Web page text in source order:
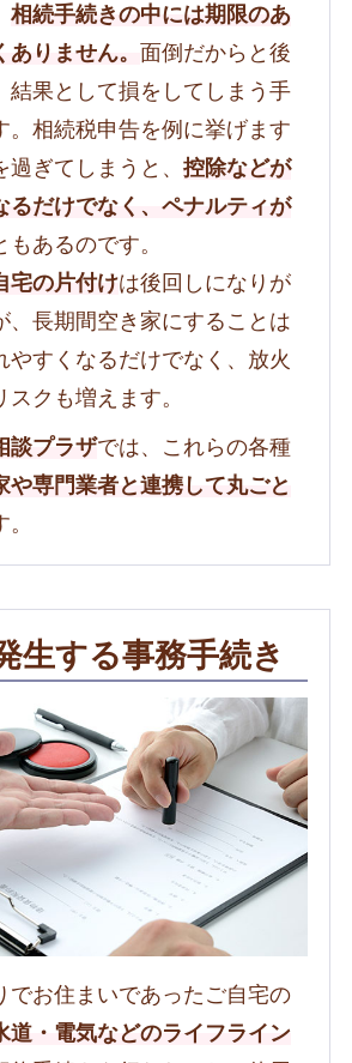
相続手続きの中には期限のあ
りません。 面倒だからと後
結果として損をしてしまう手
。相続税申告を例に挙げます
ぎてしまうと、 控除などが
るだけでなく、ペナルティが
もあるのです。
宅の片付けは後回しになりが
、長期間空き家にすることは
やすくなるだけでなく、放火
クも増えます。
談プラザでは、これらの各種
や専門業者と連携して丸ごと
生する事務手続き
でお住まいであったご自宅の
道・電気などのライフライン